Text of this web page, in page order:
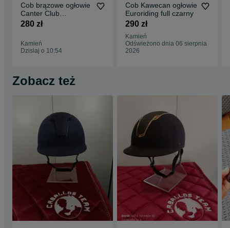
Cob brązowe ogłowie
Canter Club
mięciutkie
280 zł
Kamień
Dzisiaj o 10:54
Cob Kawecan ogłowie
Euroriding full czarny
290 zł
Kamień
Odświeżono dnia 06 sierpnia
2026
Zobacz też